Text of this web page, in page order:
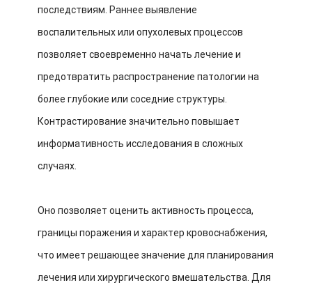
последствиям. Раннее выявление
воспалительных или опухолевых процессов
позволяет своевременно начать лечение и
предотвратить распространение патологии на
более глубокие или соседние структуры.
Контрастирование значительно повышает
информативность исследования в сложных
случаях.
Оно позволяет оценить активность процесса,
границы поражения и характер кровоснабжения,
что имеет решающее значение для планирования
лечения или хирургического вмешательства. Для